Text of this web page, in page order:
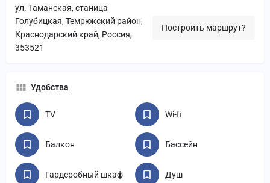
ул. Таманская, станица
Голубицкая, Темрюкский район,
Краснодарский край, Россия,
353521
Построить маршрут?
Удобства
TV Wi-fi
Балкон Бассейн
Гардеробный шкаф Душ